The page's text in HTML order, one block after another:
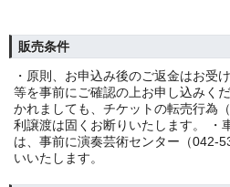
販売条件
・原則、お申込み後のご返金はお受
等を事前にご確認の上お申し込みく
かれましても、チケットの転売行為
利譲渡は固くお断りいたします。 ・
は、事前に演奏芸術センター（042-
いいたします。